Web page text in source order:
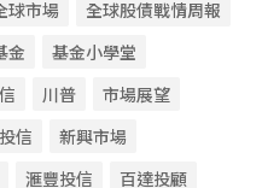
球市場
全球股債戰情周報
金
基金小學堂
川普
市場展望
信
新興市場
滙豐投信 百達投顧